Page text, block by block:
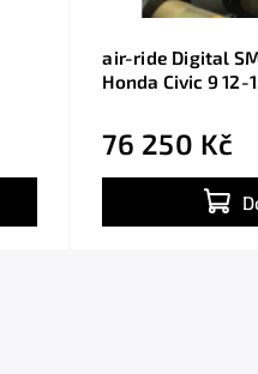
air-ride Digital
Honda Civic 9 12-
76 250 Kč